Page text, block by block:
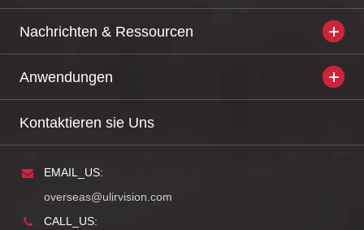
Nachrichten & Ressourcen
Anwendungen
Kontaktieren sie Uns
EMAIL_US:
overseas@ulirvision.com
CALL_US: